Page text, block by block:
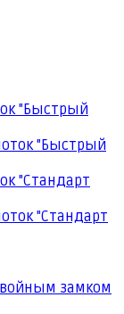
"Быстрый
"Быстрый
"Стандарт
"Стандарт
замком